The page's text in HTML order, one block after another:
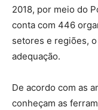
2018, por meio do
conta com 446
setores e regiões,
adequação.
De acordo com as
conheçam as